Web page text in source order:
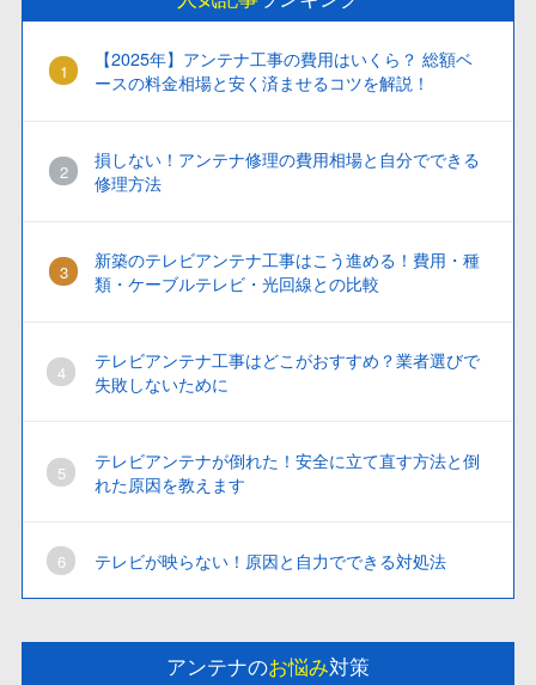
【2025年】アンテナ工事の費用はいくら？ 総額ベ
ースの料金相場と安く済ませるコツを解説！
損しない！アンテナ修理の費用相場と自分でできる
修理方法
新築のテレビアンテナ工事はこう進める！費用・種
類・ケーブルテレビ・光回線との比較
テレビアンテナ工事はどこがおすすめ？業者選びで
失敗しないために
テレビアンテナが倒れた！安全に立て直す方法と倒
れた原因を教えます
テレビが映らない！原因と自力でできる対処法
アンテナのお悩み対策